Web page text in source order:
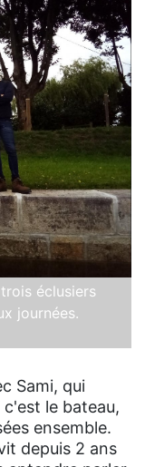
éclusiers
journées.
Sami, qui
le bateau,
ensemble.
depuis 2 ans